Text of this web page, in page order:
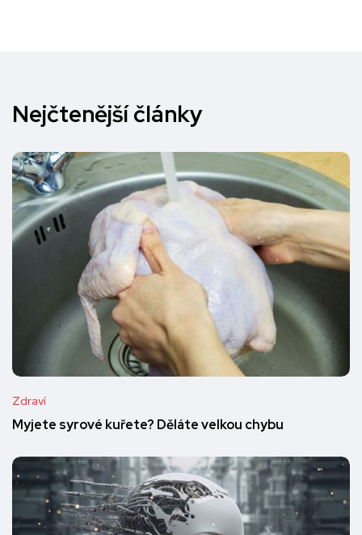
Nejčtenější články
Zdraví
Myjete syrové kuřete? Děláte velkou chybu